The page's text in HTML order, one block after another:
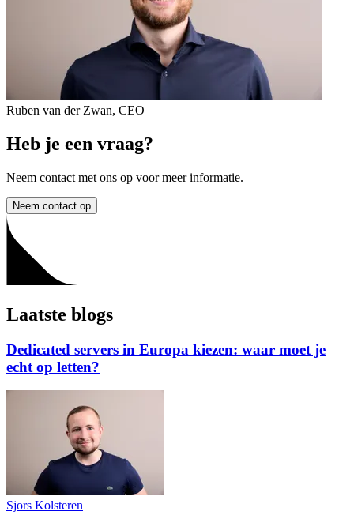
Ruben van der Zwan, CEO
Heb je een vraag?
Neem contact met ons op voor meer informatie.
Neem contact op
Laatste blogs
Dedicated servers in Europa kiezen: waar moet je
echt op letten?
Sjors Kolsteren